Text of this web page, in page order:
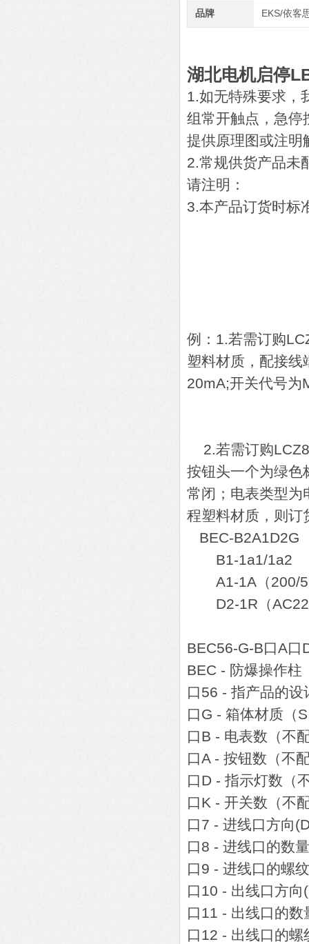
品牌 EKS/依客
湖北电机启停
1.如无特殊要求，
组常开触点，急停
提供原理图或注明
2.常规供货产品未
请注明：
3.本产品订货时标
例：1.若需订购
塑料材质，配接
20mA;开关代号为
2.若需订购
按钮头一个为绿色
常闭；电表类型为
程塑料材质，则订
BEC-B2A1D2G
B1-1a1/1a2
A1-1A（200/5
D2-1R（
BEC56-G-B口A口
BEC - 防爆操作柱
口56 - 指产品的
口G - 箱体材质（
口B - 电表数（不
口A - 按钮数（不
口D - 指示灯数（
口K - 开关数（不
口7 - 进线口方向
口8 - 进线口的数量
口9 - 进线口的螺
口10 - 出线口方
口11 - 出线口的数
口12 - 出线